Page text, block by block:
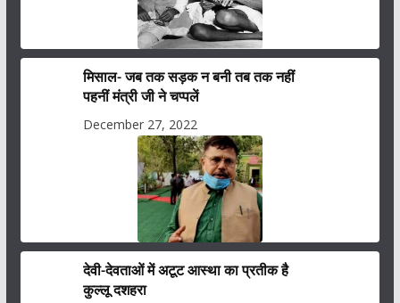
मिसाल- जब तक सड़क न बनी तब तक नहीं
पहनीं मंत्री जी ने चप्पलें
December 27, 2022
देवी-देवताओं में अटूट आस्था का प्रतीक है
कुल्लू दशहरा